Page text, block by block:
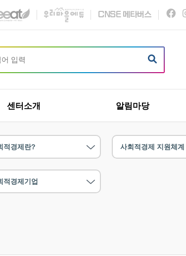
C NSE메타버스
센터소개 알림마당
적경제란? 사회적경제 지원체계
적경제기업